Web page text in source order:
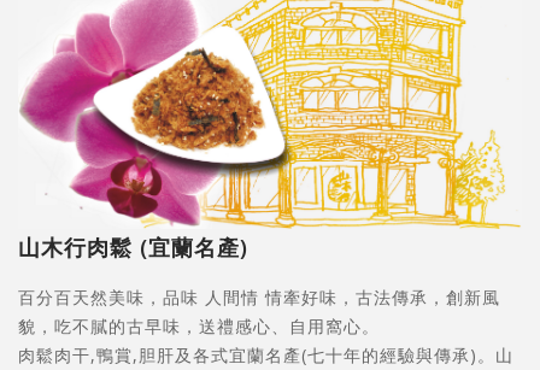
山木行肉鬆 (宜蘭名產)
百分百天然美味，品味 人間情 情牽好味，古法傳承，創新風
貌，吃不膩的古早味，送禮感心、自用窩心。
肉鬆肉干,鴨賞,胆肝及各式宜蘭名產(七十年的經驗與傳承)。山